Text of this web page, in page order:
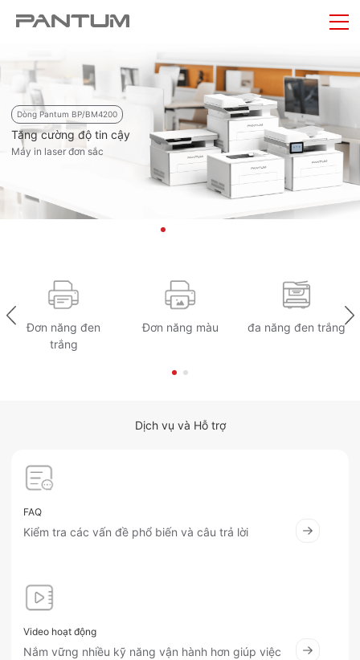
Dòng Pantum BP/BM4200
Tăng cường độ tin cậy
Máy in laser đơn sắc
Đơn năng đen
trắng
Đơn năng màu đa năng đen trắng
Dịch vụ và Hỗ trợ
FAQ
Kiểm tra các vấn đề phổ biến và câu trả lời
Video hoạt động
Nắm vững nhiều kỹ năng vận hành hơn giúp việc